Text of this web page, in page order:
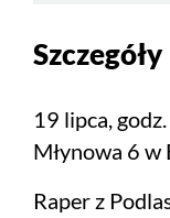
Szczegóły
19 lipca,
Młynowa 6 w
Raper z